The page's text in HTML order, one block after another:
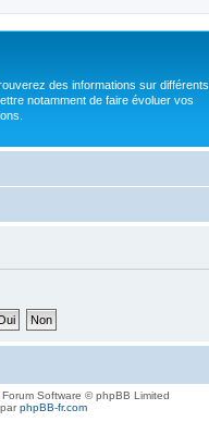
des informations sur différents
notamment de faire évoluer vos
Software © phpBB Limited
phpBB-fr.com